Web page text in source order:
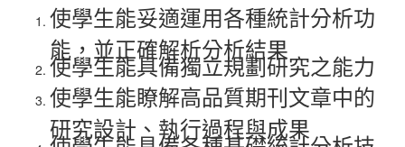
使學生能妥適運用各種統計分析功
能，並正確解析分析結果
使學生能具備獨立規劃研究之能力
使學生能瞭解高品質期刊文章中的
研究設計、執行過程與成果